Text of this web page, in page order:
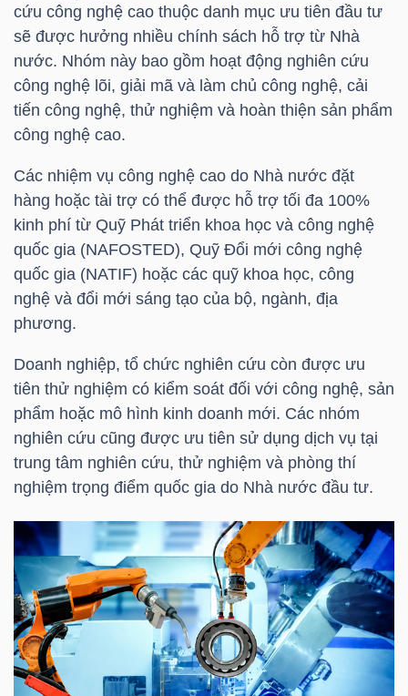
cứu công nghệ cao thuộc danh mục ưu tiên đầu tư
sẽ được hưởng nhiều chính sách hỗ trợ từ Nhà
nước. Nhóm này bao gồm hoạt động nghiên cứu
công nghệ lõi, giải mã và làm chủ công nghệ, cải
tiến công nghệ, thử nghiệm và hoàn thiện sản phẩm
công nghệ cao.
Các nhiệm vụ công nghệ cao do Nhà nước đặt
hàng hoặc tài trợ có thể được hỗ trợ tối đa 100%
kinh phí từ Quỹ Phát triển khoa học và công nghệ
quốc gia (NAFOSTED), Quỹ Đổi mới công nghệ
quốc gia (NATIF) hoặc các quỹ khoa học, công
nghệ và đổi mới sáng tạo của bộ, ngành, địa
phương.
Doanh nghiệp, tổ chức nghiên cứu còn được ưu
tiên thử nghiệm có kiểm soát đối với công nghệ, sản
phẩm hoặc mô hình kinh doanh mới. Các nhóm
nghiên cứu cũng được ưu tiên sử dụng dịch vụ tại
trung tâm nghiên cứu, thử nghiệm và phòng thí
nghiệm trọng điểm quốc gia do Nhà nước đầu tư.
HÀNG
HÓA
THẾ
GIỚI
ĐÔNG
DƯƠNG
TÀI
CHÍNH
CÁ
NHÂN
PHÂN
TÍCH